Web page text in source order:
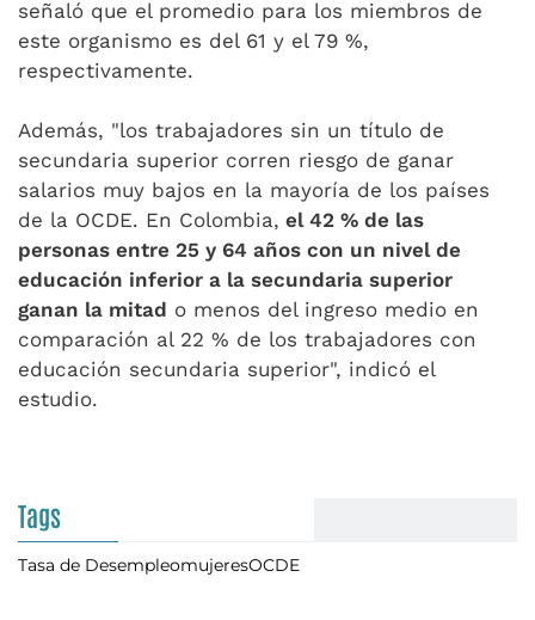
señaló que el promedio para los miembros de
este organismo es del 61 y el 79 %,
respectivamente.
Además, "los trabajadores sin un título de
secundaria superior corren riesgo de ganar
salarios muy bajos en la mayoría de los países
de la OCDE. En Colombia, el 42 % de las
personas entre 25 y 64 años con un nivel de
educación inferior a la secundaria superior
ganan la mitad o menos del ingreso medio en
comparación al 22 % de los trabajadores con
educación secundaria superior", indicó el
estudio.
Tags
Tasa de DesempleomujeresOCDE